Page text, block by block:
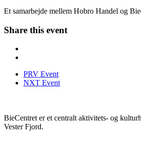
Et samarbejde mellem Hobro Handel og
Share this event
PRV Event
NXT Event
BieCentret er et centralt aktivitets- og
Vester Fjord.